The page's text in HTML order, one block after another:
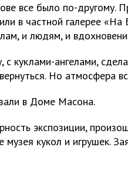
все было по-другому.
в частной галерее
и людям, и
куклами-ангелами,
Но атмосфера
в Доме Масона.
экспозиции,
музея кукол и игрушек.